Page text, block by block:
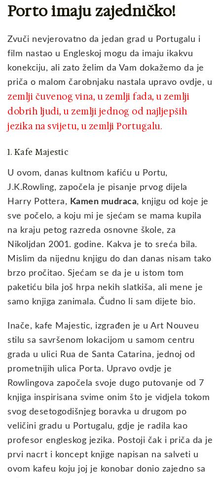
Porto imaju zajedničko!
Zvuči nevjerovatno da jedan grad u Portugalu i
film nastao u Engleskoj mogu da imaju ikakvu
konekciju, ali zato želim da Vam dokažemo da je
priča o malom čarobnjaku nastala upravo ovdje, u
zemlji čuvenog vina, u zemlji fada, u zemlji
dobrih ljudi, u zemlji jednog od najljepših
jezika na svijetu, u zemlji Portugalu.
1. Kafe Majestic
U ovom, danas kultnom kafiću u Portu,
J.K.Rowling, započela je pisanje prvog dijela
Harry Pottera, Kamen mudraca, knjigu od koje je
sve počelo, a koju mi je sjećam se mama kupila
na kraju petog razreda osnovne škole, za
Nikoljdan 2001. godine. Kakva je to sreća bila.
Mislim da nijednu knjigu do dan danas nisam tako
brzo pročitao. Sjećam se da je u istom tom
paketiću bila još hrpa nekih slatkiša, ali mene je
samo knjiga zanimala. Čudno li sam dijete bio.
Inače, kafe Majestic, izgrađen je u Art Nouveu
stilu sa savršenom lokacijom u samom centru
grada u ulici Rua de Santa Catarina, jednoj od
prometnijih ulica Porta. Upravo ovdje je
Rowlingova započela svoje dugo putovanje od 7
knjiga inspirisana svime onim što je vidjela tokom
svog desetogodišnjeg boravka u drugom po
veličini gradu u Portugalu, gdje je radila kao
profesor engleskog jezika. Postoji čak i priča da je
prvi nacrt i koncept knjige napisan na salveti u
ovom kafeu koju joj je konobar donio zajedno sa